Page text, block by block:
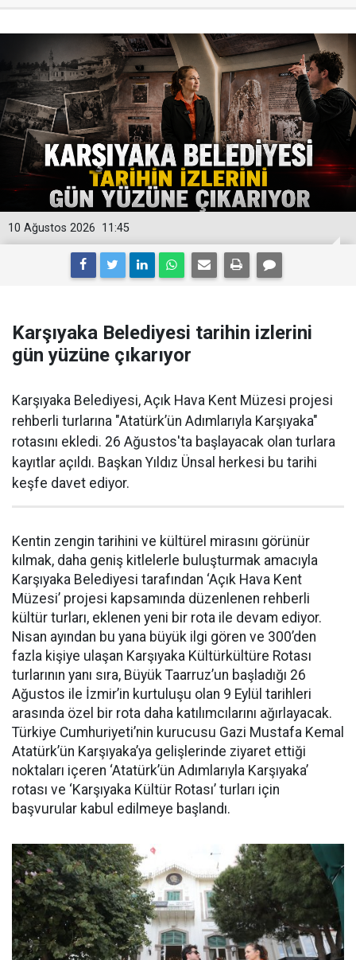
11:45
10 Ağustos 2026
Karşıyaka Belediyesi tarihin izlerini
gün yüzüne çıkarıyor
Karşıyaka Belediyesi, Açık Hava Kent Müzesi projesi
rehberli turlarına "Atatürk’ün Adımlarıyla Karşıyaka"
rotasını ekledi. 26 Ağustos'ta başlayacak olan turlara
kayıtlar açıldı. Başkan Yıldız Ünsal herkesi bu tarihi
keşfe davet ediyor.
Kentin zengin tarihini ve kültürel mirasını görünür
kılmak, daha geniş kitlelerle buluşturmak amacıyla
Karşıyaka Belediyesi tarafından ‘Açık Hava Kent
Müzesi’ projesi kapsamında düzenlenen rehberli
kültür turları, eklenen yeni bir rota ile devam ediyor.
Nisan ayından bu yana büyük ilgi gören ve 300’den
fazla kişiye ulaşan Karşıyaka Kültürkültüre Rotası
turlarının yanı sıra, Büyük Taarruz’un başladığı 26
Ağustos ile İzmir’in kurtuluşu olan 9 Eylül tarihleri
arasında özel bir rota daha katılımcılarını ağırlayacak.
Türkiye Cumhuriyeti’nin kurucusu Gazi Mustafa Kemal
Atatürk’ün Karşıyaka’ya gelişlerinde ziyaret ettiği
noktaları içeren ‘Atatürk’ün Adımlarıyla Karşıyaka’
rotası ve ‘Karşıyaka Kültür Rotası’ turları için
başvurular kabul edilmeye başlandı.